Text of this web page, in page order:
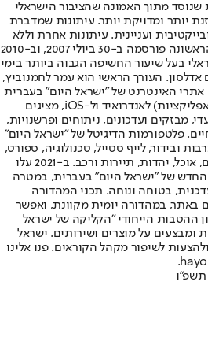
שנוסד מתוך האמונה שהציבור הישראלי
יותר ומדויקת יותר. עיתונות שמדברת
ועניינית. עיתונות אחרת וללא
תשלום. המהדורה המודפסת הראשונה פורסמה ב-30 ביולי 2007, וב-2010
בעל שיעור החשיפה הגבוה ביותר בימי
אדלסון. העורך הראשי הוא עמר לחמנוביץ,
אתרי האינטרנט של "ישראל היום" בעברית
ובאנגלית, כמו כן היישומונים (אפליקציות) לאנדרואיד ול-iOS, מציגים
מבזקים ועדכונים, ניתוחים ופרשנויות,
פלטפורמות הדיגיטל של "ישראל היום"
ובידור, לייף סטייל, טכנולוגיה, ספורט,
כלכלה וצרכנות, בריאות, חיילים, אוכל, יהדות, תיירות ורכב. ב-2021 עלו
החדש של "ישראל היום" בעברית, במטרה
בטוחה ונוחה. תכני המהדורה
באתר, במהדורה יומית מקוונת, ואפשר
ההטבות הייחודי "הקליקה של ישראל
ומבצעים על מוצרים ושירותים. ישראל
לשיפור מקהל הקוראים. פנו אלינו
תשפ"ו